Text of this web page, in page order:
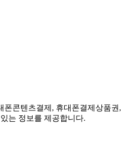
폰콘텐츠결제, 휴대폰결제상품권,
는 정보를 제공합니다.